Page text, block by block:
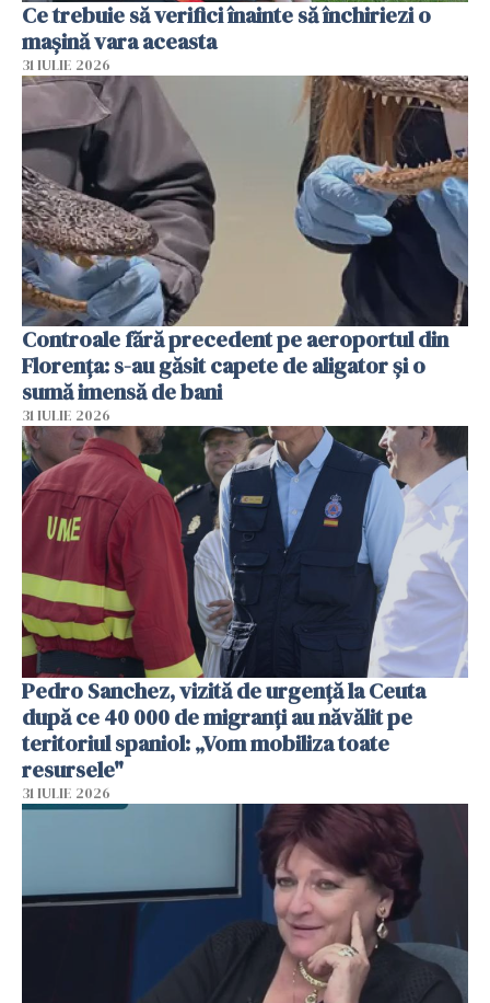
Ce trebuie să verifici înainte să închiriezi o
mașină vara aceasta
31 IULIE 2026
Controale fără precedent pe aeroportul din
Florența: s-au găsit capete de aligator și o
sumă imensă de bani
31 IULIE 2026
Pedro Sanchez, vizită de urgență la Ceuta
după ce 40 000 de migranți au năvălit pe
teritoriul spaniol: „Vom mobiliza toate
resursele"
31 IULIE 2026